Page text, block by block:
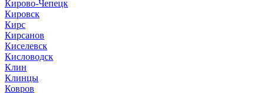
Кирово-Чепецк
Кировск
Кирс
Кирсанов
Киселевск
Кисловодск
Клин
Клинцы
Ковров